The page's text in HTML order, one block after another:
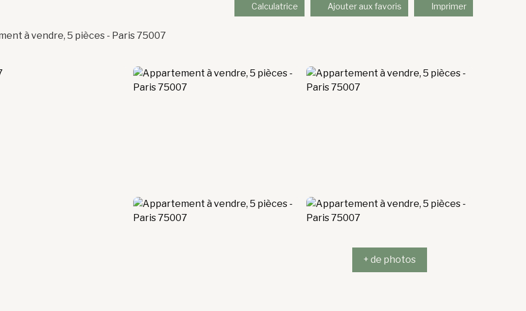
Calculatrice Ajouter aux favoris Imprimer
à vendre, 5 pièces - Paris 75007
+ de photos